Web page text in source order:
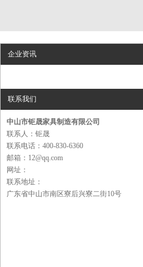
企业资讯
联系我们
中山市钜晟家具制造有限公司
联系人：钜晟
联系电话：400-830-6360
邮箱：12@qq.com
网址：
联系地址：
广东省中山市南区寮后兴寮二街10号